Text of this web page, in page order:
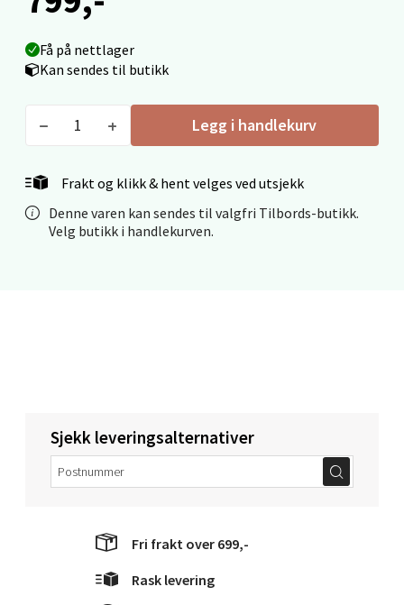
Få på nettlager
Kan sendes til butikk
Legg i handlekurv
Frakt og klikk & hent velges ved utsjekk
Denne varen kan sendes til valgfri Tilbords-butikk.
Velg butikk i handlekurven.
Sjekk leveringsalternativer
Fri frakt over 699,-
Rask levering
Åpent i dag 09-19
Ålesund - Thon Senter Moa
Langelandsvegen 25, 6010 Ålesund
Åpent i dag 10-20
Torget 1, 6413 Molde
Åpent i dag 10-20